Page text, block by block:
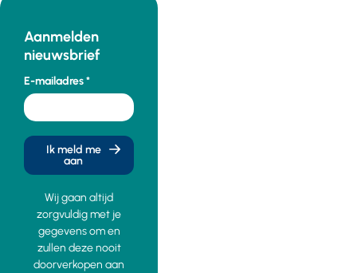
Aanmelden
nieuwsbrief
E-mailadres
Ik meld me
aan
Wij gaan altijd
zorgvuldig met je
gegevens om en
zullen deze nooit
doorverkopen aan